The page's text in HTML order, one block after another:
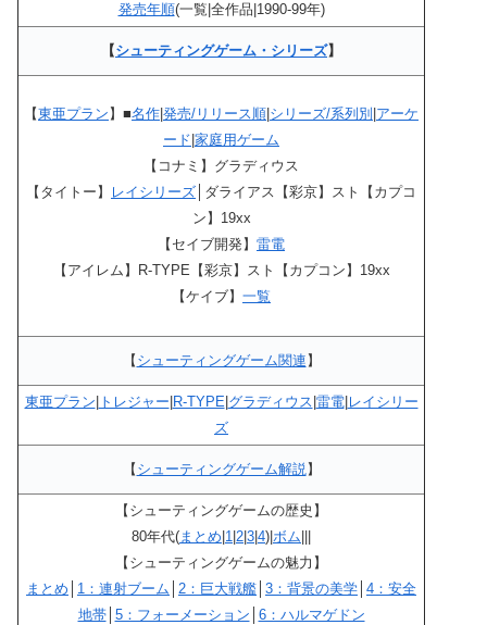
発売年順(一覧|全作品|1990-99年)
【シューティングゲーム・シリーズ】
【東亜プラン 】■名作 発売/リリース順 シリーズ/系列別 アーケ
ード 家庭用ゲーム
【コナミ】グラディウス
【タイトー】
レイシリーズ │ダライアス【彩京】スト【カプコ
ン】19xx
【セイブ開発】 雷電
【アイレム】R-TYPE【彩京】スト【カプコン】19xx
【ケイブ】 一覧
【 シューティングゲーム関連 】
東亜プラン トレジャー R-TYPE| グラディウス 雷電| レイシリー
ズ
【 シューティングゲーム解説】
【シューティングゲームの歴史】
80年代(まとめ 1 2 3 4)| ボム
【シューティングゲームの魅力】
まとめ
1：連射ブーム 2：巨大戦艦 3：背景の美学 4：安全
地帯│ 5：フォーメーション 6：ハルマゲドン